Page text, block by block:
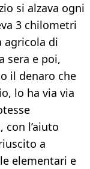
si alzava ogni
3 chilometri
agricola di
sera e poi,
il denaro che
lo ha via via
l’aiuto
a
elementari e